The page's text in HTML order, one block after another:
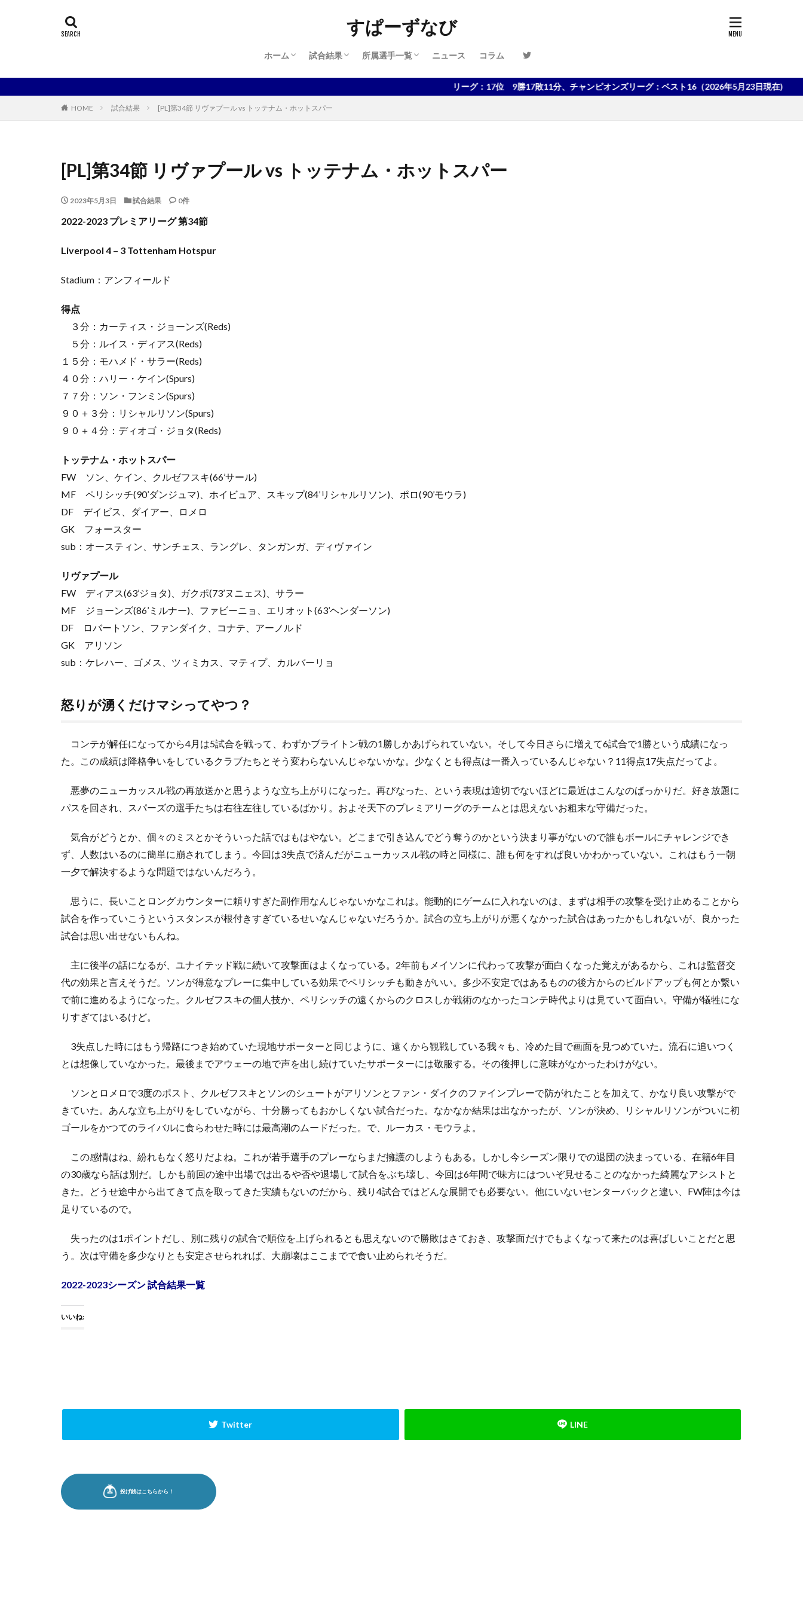
すぱーずなび
ホーム
管理人情報
プライバシーポリシー
お問い合わせ
試合結果
2024-2025
2023-2024
2022-2023
2021-2022
2020-2021
2019-2020
2018-2019
2017-2018
所属選手一覧
2024-2025
2023-2024
2022-2023
2021-2022
2020-2021
2019-2020
2018-2019
2017-2018
2016-2017
ニュース コラム
リーグ：17位 9勝17敗11分、チャンピオンズリーグ：ベスト16（2026年5月23日現在)
HOME 試合結果 [PL]第34節 リヴァプール vs トッテナム・ホットスパー
[PL]第34節 リヴァプール vs トッテナム・ホットスパー
2023年5月3日 試合結果 0件
2022-2023 プレミアリーグ 第34節
Liverpool 4 – 3 Tottenham Hotspur
Stadium：アンフィールド
得点
３分：カーティス・ジョーンズ(Reds)
５分：ルイス・ディアス(Reds)
１５分：モハメド・サラー(Reds)
４０分：ハリー・ケイン(Spurs)
７７分：ソン・フンミン(Spurs)
９０＋３分：リシャルリソン(Spurs)
９０＋４分：ディオゴ・ジョタ(Reds)
トッテナム・ホットスパー
FW ソン、ケイン、クルゼフスキ(66’サール)
MF ペリシッチ(90’ダンジュマ)、ホイビュア、スキップ(84’リシャルリソン)、ポロ(90’モウラ)
DF デイビス、ダイアー、ロメロ
GK フォースター
sub：オースティン、サンチェス、ラングレ、タンガンガ、ディヴァイン
リヴァプール
FW ディアス(63’ジョタ)、ガクポ(73’ヌニェス)、サラー
MF ジョーンズ(86’ミルナー)、ファビーニョ、エリオット(63’ヘンダーソン)
DF ロバートソン、ファンダイク、コナテ、アーノルド
GK アリソン
sub：ケレハー、ゴメス、ツィミカス、マティプ、カルバーリョ
怒りが湧くだけマシってやつ？
コンテが解任になってから4月は5試合を戦って、わずかブライトン戦の1勝しかあげられていない。そして今日さらに増えて6試合で1勝という成績になっ
た。この成績は降格争いをしているクラブたちとそう変わらないんじゃないかな。少なくとも得点は一番入っているんじゃない？11得点17失点だってよ。
悪夢のニューカッスル戦の再放送かと思うような立ち上がりになった。再びなった、という表現は適切でないほどに最近はこんなのばっかりだ。好き放題に
パスを回され、スパーズの選手たちは右往左往しているばかり。およそ天下のプレミアリーグのチームとは思えないお粗末な守備だった。
気合がどうとか、個々のミスとかそういった話ではもはやない。どこまで引き込んでどう奪うのかという決まり事がないので誰もボールにチャレンジでき
ず、人数はいるのに簡単に崩されてしまう。今回は3失点で済んだがニューカッスル戦の時と同様に、誰も何をすれば良いかわかっていない。これはもう一朝
一夕で解決するような問題ではないんだろう。
思うに、長いことロングカウンターに頼りすぎた副作用なんじゃないかなこれは。能動的にゲームに入れないのは、まずは相手の攻撃を受け止めることから
試合を作っていこうというスタンスが根付きすぎているせいなんじゃないだろうか。試合の立ち上がりが悪くなかった試合はあったかもしれないが、良かった
試合は思い出せないもんね。
主に後半の話になるが、ユナイテッド戦に続いて攻撃面はよくなっている。2年前もメイソンに代わって攻撃が面白くなった覚えがあるから、これは監督交
代の効果と言えそうだ。ソンが得意なプレーに集中している効果でペリシッチも動きがいい。多少不安定ではあるものの後方からのビルドアップも何とか繋い
で前に進めるようになった。クルゼフスキの個人技か、ペリシッチの遠くからのクロスしか戦術のなかったコンテ時代よりは見ていて面白い。守備が犠牲にな
りすぎてはいるけど。
3失点した時にはもう帰路につき始めていた現地サポーターと同じように、遠くから観戦している我々も、冷めた目で画面を見つめていた。流石に追いつく
とは想像していなかった。最後までアウェーの地で声を出し続けていたサポーターには敬服する。その後押しに意味がなかったわけがない。
ソンとロメロで3度のポスト、クルゼフスキとソンのシュートがアリソンとファン・ダイクのファインプレーで防がれたことを加えて、かなり良い攻撃がで
きていた。あんな立ち上がりをしていながら、十分勝ってもおかしくない試合だった。なかなか結果は出なかったが、ソンが決め、リシャルリソンがついに初
ゴールをかつてのライバルに食らわせた時には最高潮のムードだった。で、ルーカス・モウラよ。
この感情はね、紛れもなく怒りだよね。これが若手選手のプレーならまだ擁護のしようもある。しかし今シーズン限りでの退団の決まっている、在籍6年目
の30歳なら話は別だ。しかも前回の途中出場では出るや否や退場して試合をぶち壊し、今回は6年間で味方にはついぞ見せることのなかった綺麗なアシストと
きた。どうせ途中から出てきて点を取ってきた実績もないのだから、残り4試合ではどんな展開でも必要ない。他にいないセンターバックと違い、FW陣は今は
足りているので。
失ったのは1ポイントだし、別に残りの試合で順位を上げられるとも思えないので勝敗はさておき、攻撃面だけでもよくなって来たのは喜ばしいことだと思
う。次は守備を多少なりとも安定させられれば、大崩壊はここまでで食い止められそうだ。
2022-2023シーズン 試合結果一覧
いいね: